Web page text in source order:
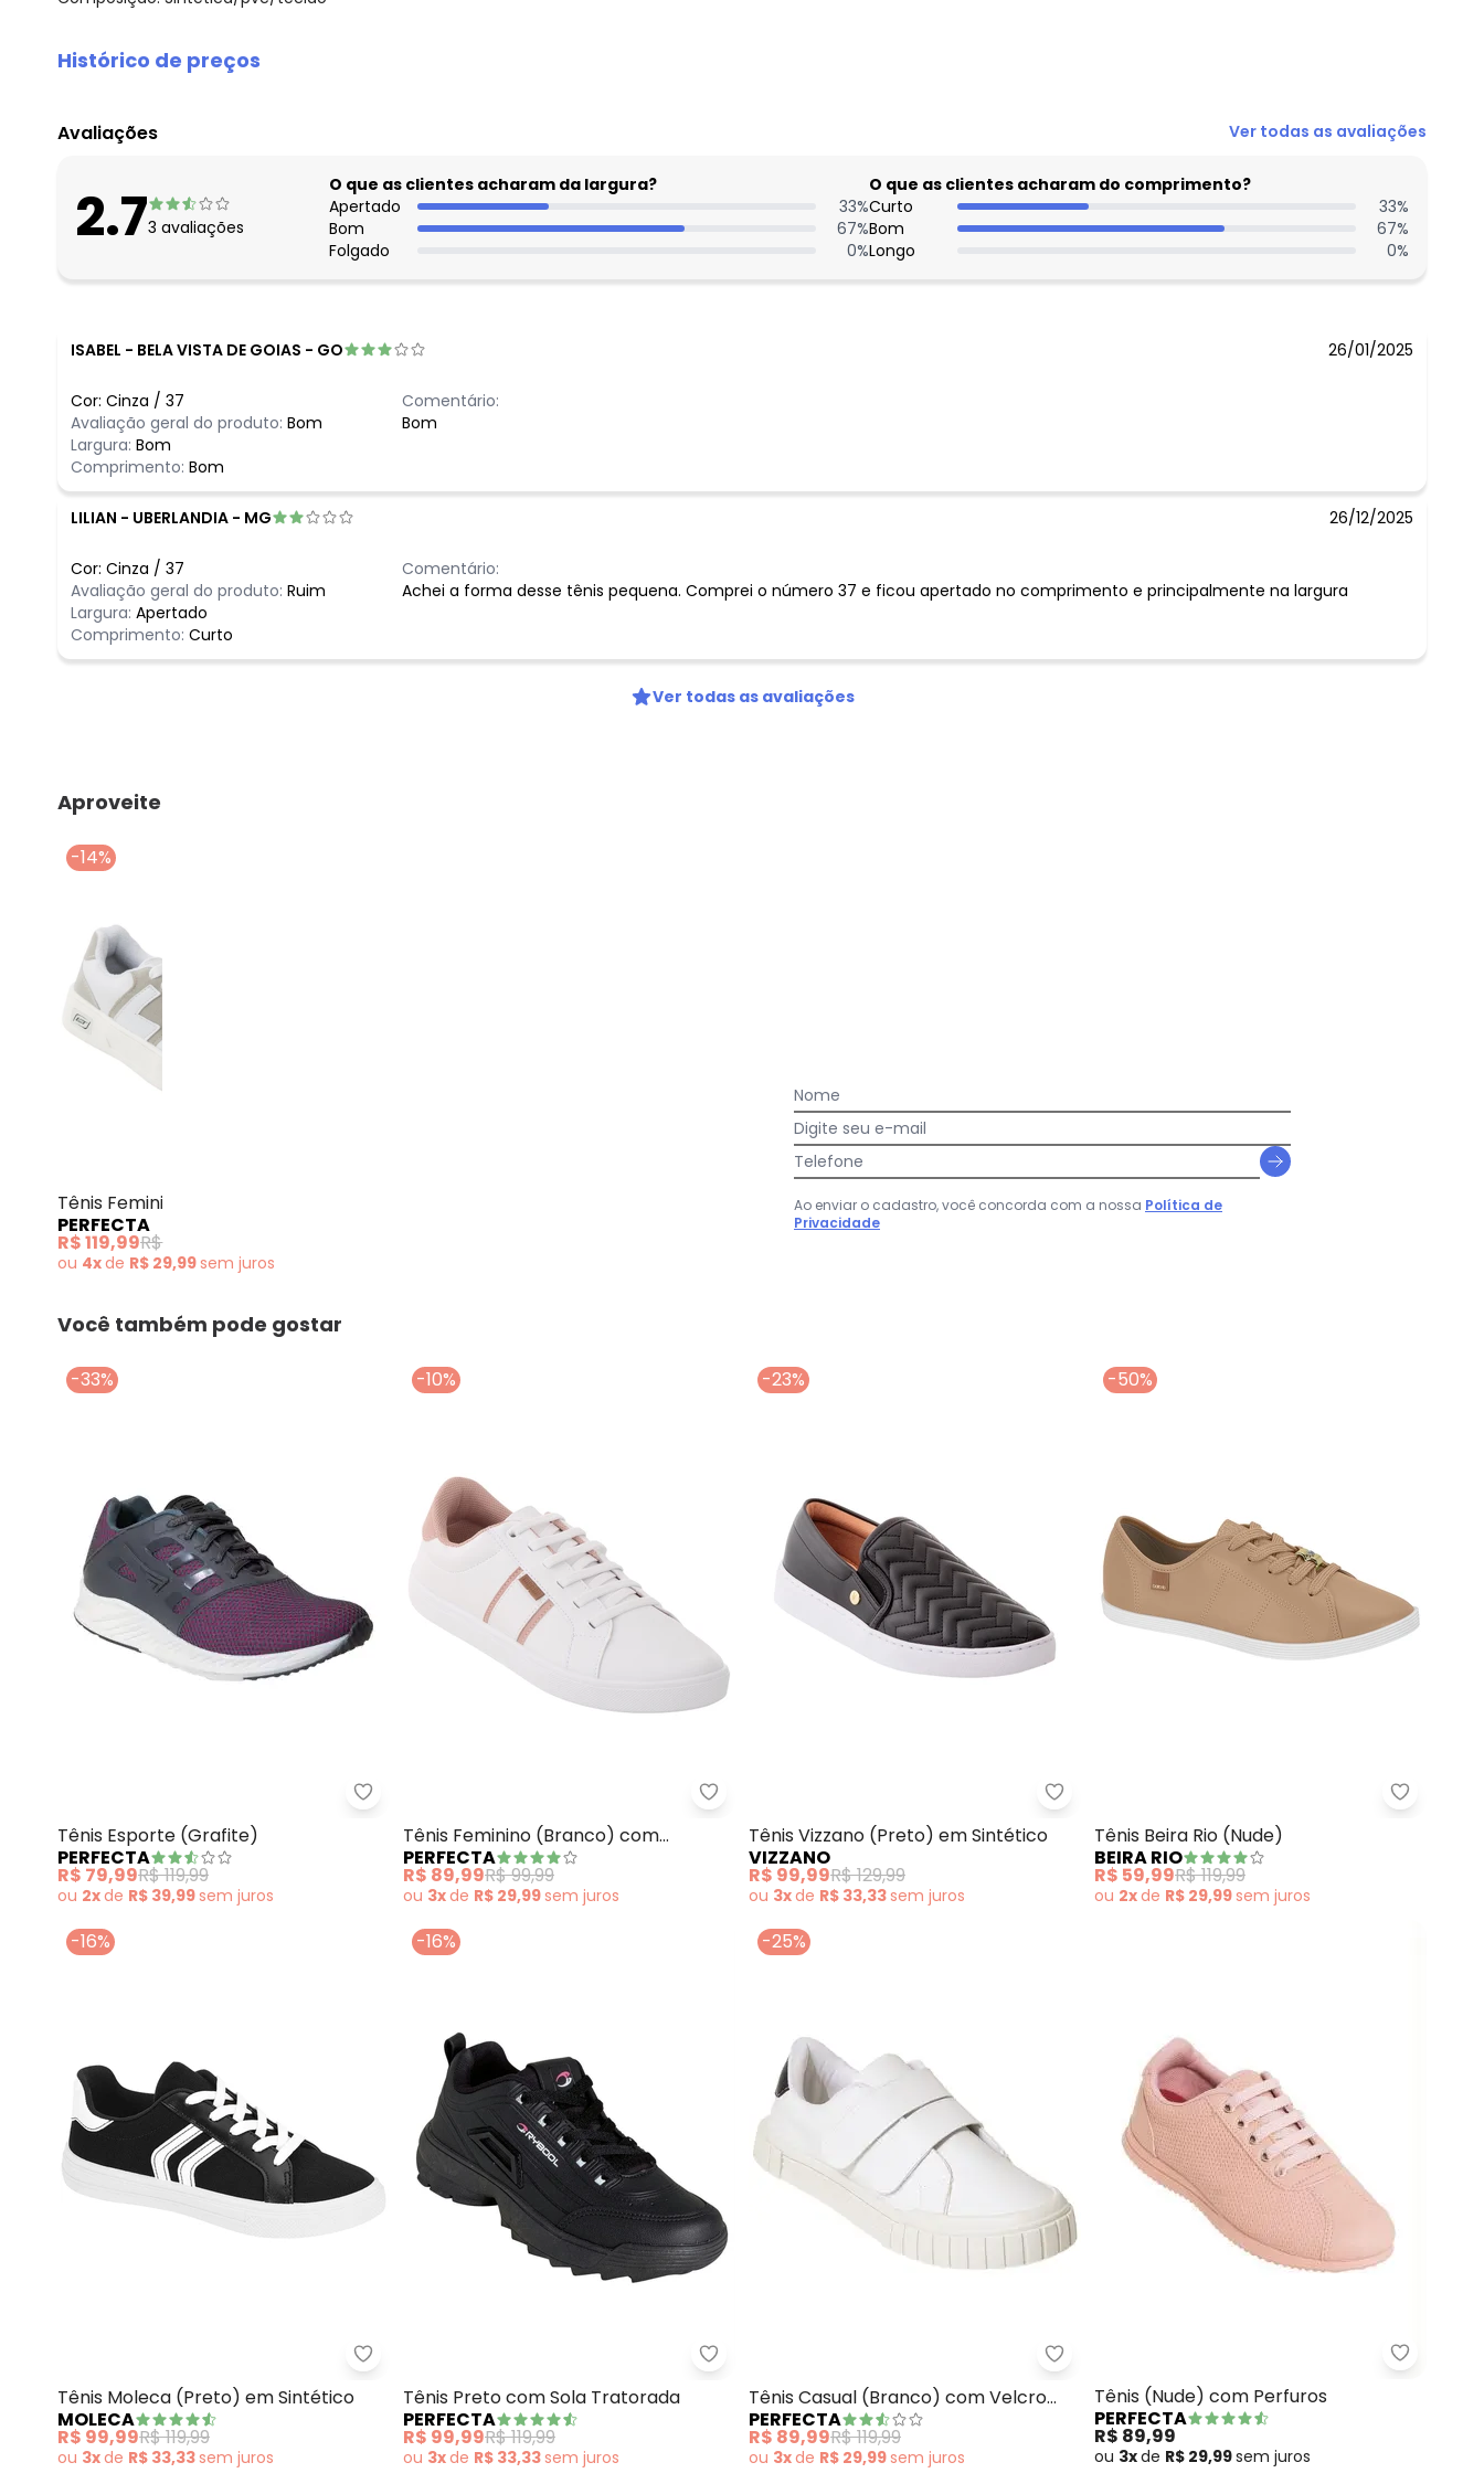
Histórico de preços
agosto/2026
N/D*
maio/2026 R$ 69,99
abril/2026 N/D*
N/D*
fevereiro/2026 R$ 64,99
Avaliações Ver todas as avaliações
2.73 avaliações
O que as clientes acharam da largura?
Apertado
33%
Bom
67%
Folgado
0%
O que as clientes acharam do comprimento?
Curto
33%
Bom
67%
Longo
0%
ISABEL - BELA VISTA DE GOIAS - GO 26/01/2025
Cor: Cinza / 37
Avaliação geral do produto: Bom
Largura: Bom
Comprimento: Bom
Comentário:
Bom
LILIAN - UBERLANDIA - MG 26/12/2025
Cor: Cinza / 37
Avaliação geral do produto: Ruim
Largura: Apertado
Comprimento: Curto
Comentário:
Achei a forma desse tênis pequena. Comprei o número 37 e ficou apertado no comprimento e principalmente na largura
Ver todas as avaliações
Aproveite e compre junto
-14%
Perfecta - Tênis Feminino Cinza com Detalhes em Camurça
Tênis Feminino Cinza com
Detalhes em Camurça
PERFECTA
R$ 119,99R$ 139,99
ou 4xde R$ 29,99sem juros
Você também pode gostar
-33%
Perfecta - Tênis Esporte (Grafite)
Tênis Esporte (Grafite)
PERFECTA
R$ 79,99R$ 119,99
ou 2xde R$ 39,99sem juros
-10%
Perfecta - Tênis Feminino (Branco) com Cadarço em Elástico
Tênis Feminino (Branco) com
Cadarço em Elástico
PERFECTA
R$ 89,99R$ 99,99
ou 3xde R$ 29,99sem juros
-23%
Vizzano - Tênis Vizzano (Preto) em Sintético
Tênis Vizzano (Preto) em Sintético
VIZZANO
R$ 99,99R$ 129,99
ou 3xde R$ 33,33sem juros
-50%
Beira Rio
Tênis Beira Rio (Nude)
BEIRA RIO
R$ 59,99R$ 119,99
ou 2xde R$ 29,99sem juros
-16%
Moleca - Tênis Moleca (Preto) em Sintético
Tênis Moleca (Preto) em Sintético
MOLECA
R$ 99,99R$ 119,99
ou 3xde R$ 33,33sem juros
-16%
Perfecta - Tênis Preto com Sola Tratorada
Tênis Preto com Sola Tratorada
PERFECTA
R$ 99,99R$ 119,99
ou 3xde R$ 33,33sem juros
-25%
Perfecta - Tênis Casual (Branco) com Velcro
Tênis Casual (Branco) com Velcro
Duplo
PERFECTA
R$ 89,99R$ 119,99
ou 3xde R$ 29,99sem juros
Perfecta
Tênis (Nude) com Perfuros
PERFECTA
R$ 89,99
ou 3xde R$ 29,99sem juros
Nome
Digite seu e-mail
Telefone
Ao enviar o cadastro, você concorda com a nossa Política de
Privacidade